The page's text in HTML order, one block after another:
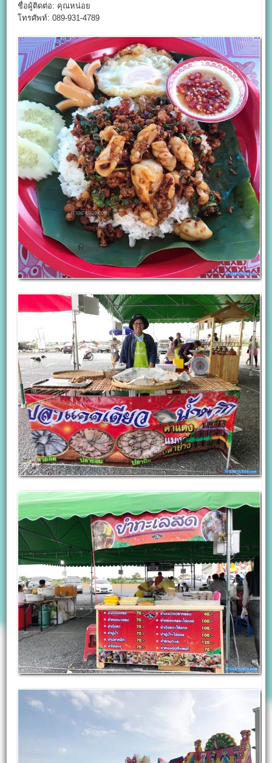
ชื่อผู้ติดต่อ: คุณหน่อย
โทรศัพท์: 089-931-4789